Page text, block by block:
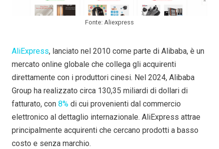
Fonte: Aliexpress
AliExpress, lanciato nel 2010 come parte di Alibaba, è un
mercato online globale che collega gli acquirenti
direttamente con i produttori cinesi. Nel 2024, Alibaba
Group ha realizzato circa 130,35 miliardi di dollari di
fatturato, con 8% di cui provenienti dal commercio
elettronico al dettaglio internazionale. AliExpress attrae
principalmente acquirenti che cercano prodotti a basso
costo e senza marchio.